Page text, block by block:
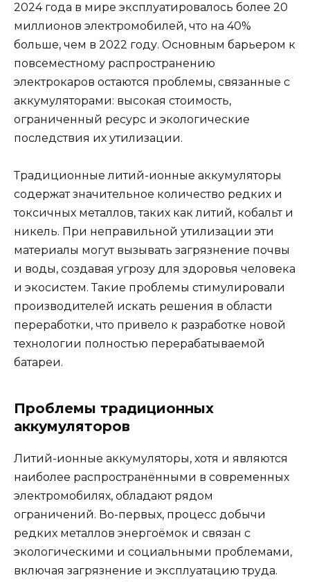
2024 года в мире эксплуатировалось более 20
миллионов электромобилей, что на 40%
больше, чем в 2022 году. Основным барьером к
повсеместному распространению
электрокаров остаются проблемы, связанные с
аккумуляторами: высокая стоимость,
ограниченный ресурс и экологические
последствия их утилизации.
Традиционные литий-ионные аккумуляторы
содержат значительное количество редких и
токсичных металлов, таких как литий, кобальт и
никель. При неправильной утилизации эти
материалы могут вызывать загрязнение почвы
и воды, создавая угрозу для здоровья человека
и экосистем. Такие проблемы стимулировали
производителей искать решения в области
переработки, что привело к разработке новой
технологии полностью перерабатываемой
батареи.
Проблемы традиционных
аккумуляторов
Литий-ионные аккумуляторы, хотя и являются
наиболее распространёнными в современных
электромобилях, обладают рядом
ограничений. Во-первых, процесс добычи
редких металлов энергоёмок и связан с
экологическими и социальными проблемами,
включая загрязнение и эксплуатацию труда.